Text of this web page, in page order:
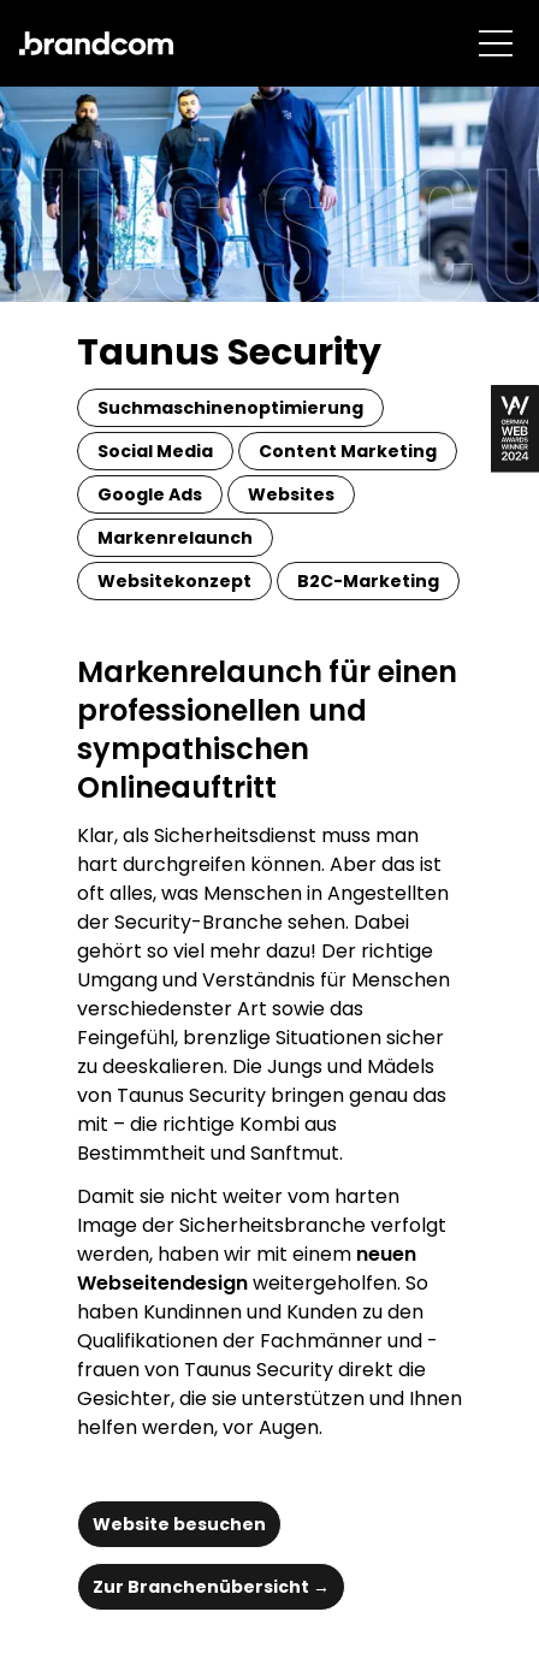
Taunus Security
Suchmaschinenoptimierung
Social Media
Content Marketing
Google Ads
Websites
Markenrelaunch
Websitekonzept
B2C-Marketing
Markenrelaunch für einen
professionellen und
sympathischen
Onlineauftritt
Klar, als Sicherheitsdienst muss man
hart durchgreifen können. Aber das ist
oft alles, was Menschen in Angestellten
der Security-Branche sehen. Dabei
gehört so viel mehr dazu! Der richtige
Umgang und Verständnis für Menschen
verschiedenster Art sowie das
Feingefühl, brenzlige Situationen sicher
zu deeskalieren. Die Jungs und Mädels
von Taunus Security bringen genau das
mit – die richtige Kombi aus
Bestimmtheit und Sanftmut.
Damit sie nicht weiter vom harten
Image der Sicherheitsbranche verfolgt
werden, haben wir mit einem neuen
Webseitendesignweitergeholfen. So
haben Kundinnen und Kunden zu den
Qualifikationen der Fachmänner und -
frauen von Taunus Security direkt die
Gesichter, die sie unterstützen und Ihnen
helfen werden, vor Augen.
Website besuchen
Zur Branchenübersicht →